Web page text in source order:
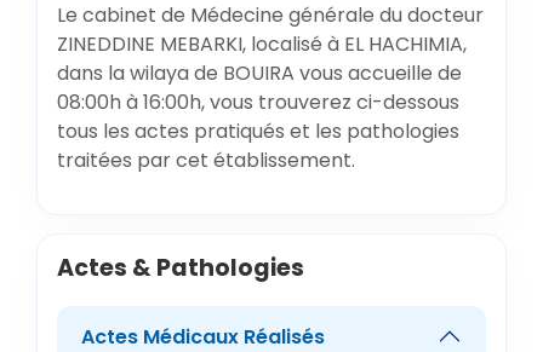
Le cabinet de Médecine générale du docteur
ZINEDDINE MEBARKI, localisé à EL HACHIMIA,
dans la wilaya de BOUIRA vous accueille de
08:00h à 16:00h, vous trouverez ci-dessous
tous les actes pratiqués et les pathologies
traitées par cet établissement.
Actes & Pathologies
Actes Médicaux Réalisés